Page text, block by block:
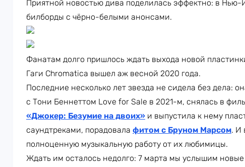
Приятной новостью дива поделилась эффектно: в
билборды с чёрно-белыми анонсами.
Фанатам долго пришлось ждать выхода новой
Гаги Chromatica вышел аж весной 2020 года.
Последние несколько лет звезда не сидела без дела:
с Тони Беннеттом Love for Sale в 2021-м, снялась в
«Джокер: Безумие на двоих» и выпустила к нему
саундтреками, порадовала фитом с Бруном Марсом. И
полноценную музыкальную работу от их любимицы.
Ждать им осталось недолго: 7 марта мы услышим